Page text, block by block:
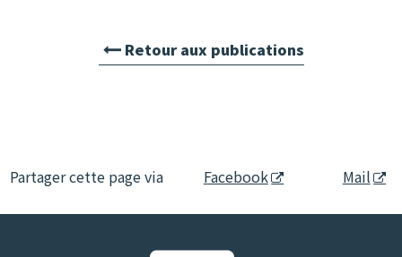
Retour aux publications
Partager cette page via Facebook Mail